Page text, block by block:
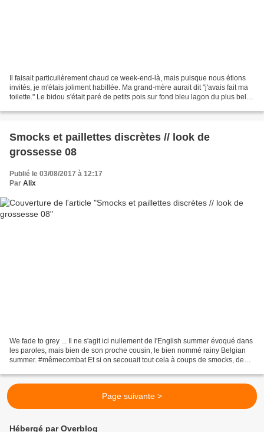
Il faisait particulièrement chaud ce week-end-là, mais puisque nous étions
invités, je m'étais joliment habillée. Ma grand-mère aurait dit "j'avais fait ma
toilette." Le bidou s'était paré de petits pois sur fond bleu lagon du plus bel
Smocks et paillettes discrètes // look de
grossesse 08
Publié le 03/08/2017 à 12:17
Par Alix
We fade to grey ... Il ne s'agit ici nullement de l'English summer évoqué dans
les paroles, mais bien de son proche cousin, le bien nommé rainy Belgian
summer. #mêmecombat Et si on secouait tout cela à coups de smocks, de
Page suivante >
Hébergé par Overblog